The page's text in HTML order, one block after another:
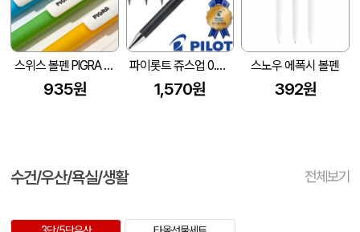
스위스 볼펜 PIGRA P03 피그라 볼펜
935원
파이롯트 쥬스업 0.5(파이롯트공식인증대리점)
1,570원
스노우 에폭시 볼펜
392원
수건/우산/욕실/생활 전체보기